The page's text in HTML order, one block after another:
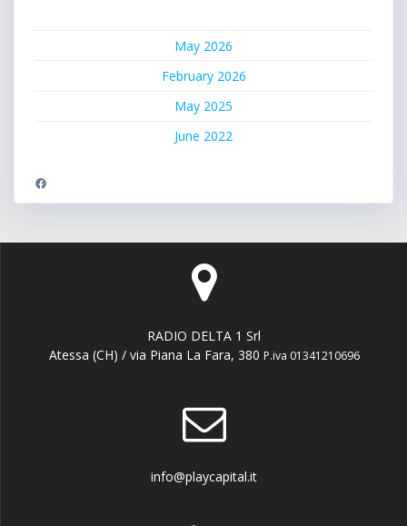
May 2026
February 2026
May 2025
June 2022
Facebook
RADIO DELTA 1 Srl
Atessa (CH) / via Piana La Fara, 380 P.iva 01341210696
info@playcapital.it